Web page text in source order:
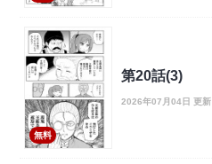
無料
第20話(3)
2026年07月04日 更新